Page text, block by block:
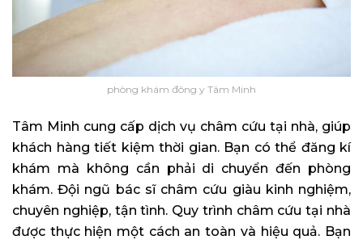
phòng khám đông y Tâm Minh
Tâm Minh cung cấp dịch vụ châm cứu tại nhà, giúp
khách hàng tiết kiệm thời gian. Bạn có thể đăng kí
khám mà không cần phải di chuyển đến phòng
khám. Đội ngũ bác sĩ châm cứu giàu kinh nghiệm,
chuyên nghiệp, tận tình. Quy trình châm cứu tại nhà
được thực hiện một cách an toàn và hiệu quả. Bạn